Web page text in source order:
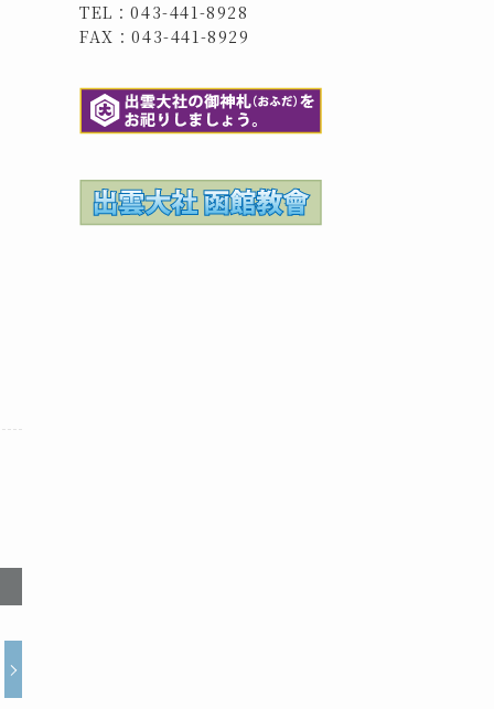
TEL：043-441-8928
FAX：043-441-8929